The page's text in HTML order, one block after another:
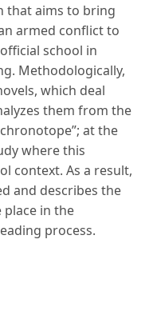
that aims to bring
armed conflict to
school in
Methodologically,
which deal
them from the
at the
where this
context. As a result,
and describes the
in the
process.